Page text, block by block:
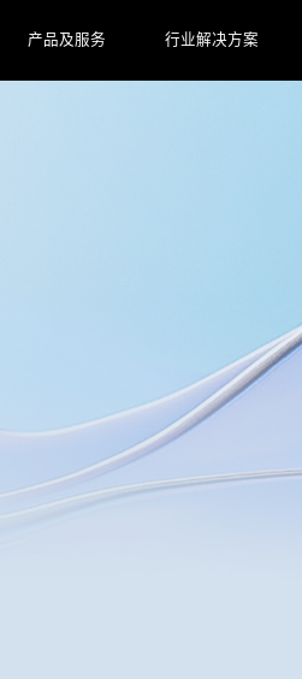
产品及服务 行业解决方案